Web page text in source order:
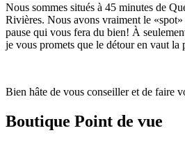
Nous sommes situés à 45 minutes de
Rivières. Nous avons vraiment le
pause qui vous fera du bien! À
je vous promets que le détour en vaut la
Bien hâte de vous conseiller et de faire
Boutique Point de vue